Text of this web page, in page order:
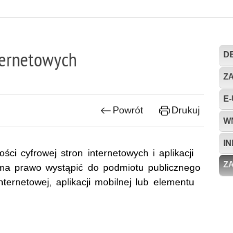
Powrót Drukuj
cyfrowej stron internetowych i aplikacji
prawo wystąpić do podmiotu publicznego
aplikacji mobilnej lub elementu